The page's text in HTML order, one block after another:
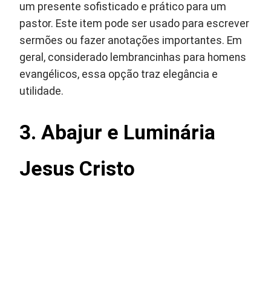
um presente sofisticado e prático para um
pastor. Este item pode ser usado para escrever
sermões ou fazer anotações importantes. Em
geral, considerado lembrancinhas para homens
evangélicos, essa opção traz elegância e
utilidade.
3.Abajur e Luminária
Jesus Cristo